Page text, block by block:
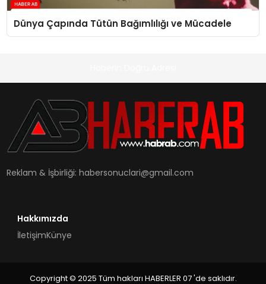
Dünya Çapında Tütün Bağımlılığı ve Mücadele
Reklam & İşbirliği:habersonuclari@gmail.com
Hakkımızda
İletişimKünye
Copyright © 2025 Tüm hakları HABERLER 07 'de saklıdır.